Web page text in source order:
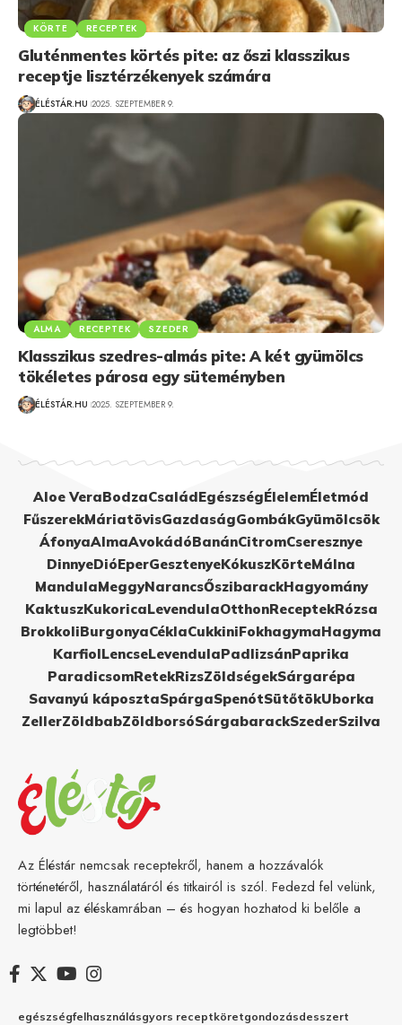
KÖRTE RECEPTEK
Gluténmentes körtés pite: az őszi klasszikus
receptje lisztérzékenyek számára
ÉLÉSTÁR.HU 2025. SZEPTEMBER 9.
ALMA RECEPTEK SZEDER
Klasszikus szedres-almás pite: A két gyümölcs
tökéletes párosa egy süteményben
ÉLÉSTÁR.HU 2025. SZEPTEMBER 9.
Aloe VeraBodzaCsaládEgészségÉlelemÉletmód
FűszerekMáriatövisGazdaságGombákGyümölcsök
ÁfonyaAlmaAvokádóBanánCitromCseresznye
DinnyeDióEperGesztenyeKókuszKörteMálna
MandulaMeggyNarancsŐszibarackHagyomány
KaktuszKukoricaLevendulaOtthonReceptekRózsa
BrokkoliBurgonyaCéklaCukkiniFokhagymaHagyma
KarfiolLencseLevendulaPadlizsánPaprika
ParadicsomRetekRizsZöldségekSárgarépa
Savanyú káposztaSpárgaSpenótSütőtökUborka
ZellerZöldbabZöldborsóSárgabarackSzederSzilva
Az Éléstár nemcsak receptekről, hanem a hozzávalók
történetéről, használatáról és titkairól is szól. Fedezd fel velünk,
mi lapul az éléskamrában – és hogyan hozhatod ki belőle a
legtöbbet!
egészségfelhasználásgyors receptköretgondozásdesszert